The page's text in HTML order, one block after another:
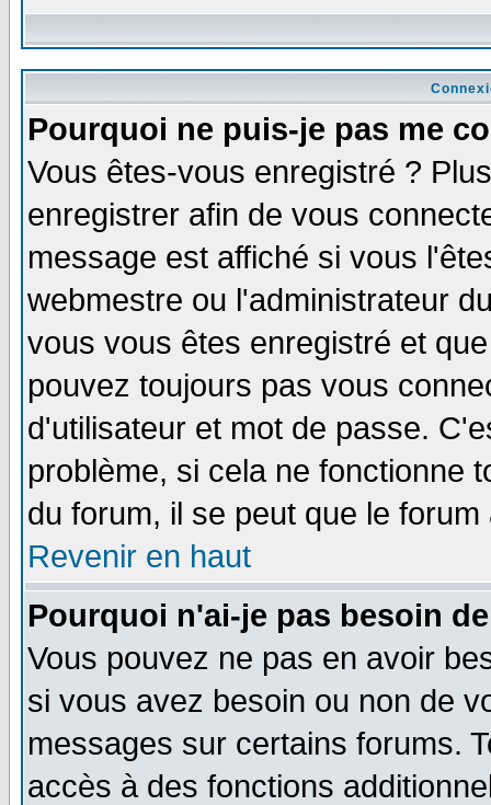
Pourquoi ne puis-je pas me
Vous êtes-vous enregistré ?
enregistrer afin de vous
message est affiché si vous
webmestre ou l'administrateur
vous vous êtes enregistré et
pouvez toujours pas vous
d'utilisateur et mot de passe.
problème, si cela ne fonctionne
du forum, il se peut que le
Revenir en haut
Pourquoi n'ai-je pas besoin
Vous pouvez ne pas en avoir
si vous avez besoin ou non de
messages sur certains forums.
accès à des fonctions